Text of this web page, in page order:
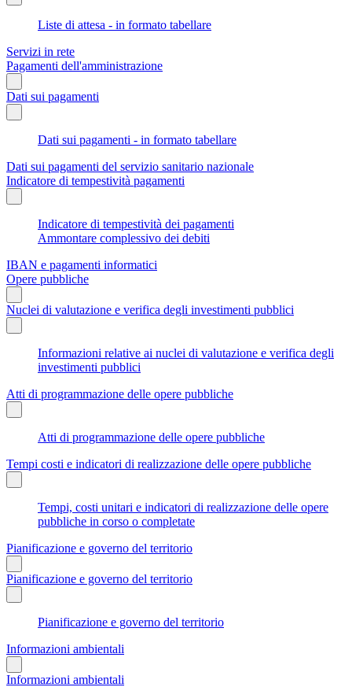
Liste di attesa - in formato tabellare
Servizi in rete
Pagamenti dell'amministrazione
Dati sui pagamenti
Dati sui pagamenti - in formato tabellare
Dati sui pagamenti del servizio sanitario nazionale
Indicatore di tempestività pagamenti
Indicatore di tempestività dei pagamenti
Ammontare complessivo dei debiti
IBAN e pagamenti informatici
Opere pubbliche
Nuclei di valutazione e verifica degli investimenti pubblici
Informazioni relative ai nuclei di valutazione e verifica degli
investimenti pubblici
Atti di programmazione delle opere pubbliche
Atti di programmazione delle opere pubbliche
Tempi costi e indicatori di realizzazione delle opere pubbliche
Tempi, costi unitari e indicatori di realizzazione delle opere
pubbliche in corso o completate
Pianificazione e governo del territorio
Pianificazione e governo del territorio
Pianificazione e governo del territorio
Informazioni ambientali
Informazioni ambientali